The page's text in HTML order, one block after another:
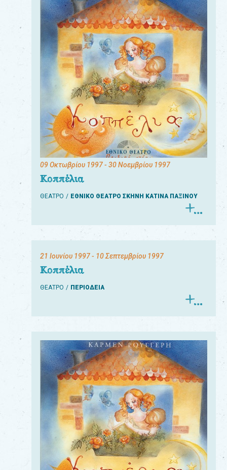
09 Οκτωβρίου 1997- 30 Νοεμβρίου 1997
Κοππέλια
ΘΕΑΤΡΟ ΕΘΝΙΚΟ ΘΕΑΤΡΟ ΣΚΗΝΗ ΚΑΤΙΝΑ ΠΑΞΙΝΟΥ
21 Ιουνίου 1997- 10 Σεπτεμβρίου 1997
Κοππέλια
ΘΕΑΤΡΟ ΠΕΡΙΟΔΕΙΑ